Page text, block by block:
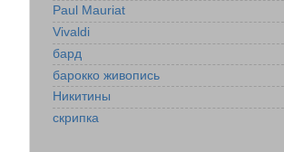
Paul Mauriat
Vivaldi
бард
барокко живопись
Никитины
скрипка